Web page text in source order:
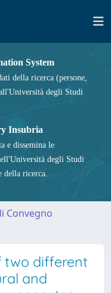
System
della ricerca (persone,
degli Studi
Insubria
e dissemina le
degli Studi
della ricerca.
Convegno
two different
and